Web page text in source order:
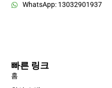
빠른 링크
홈
WhatsApp: 13032901937